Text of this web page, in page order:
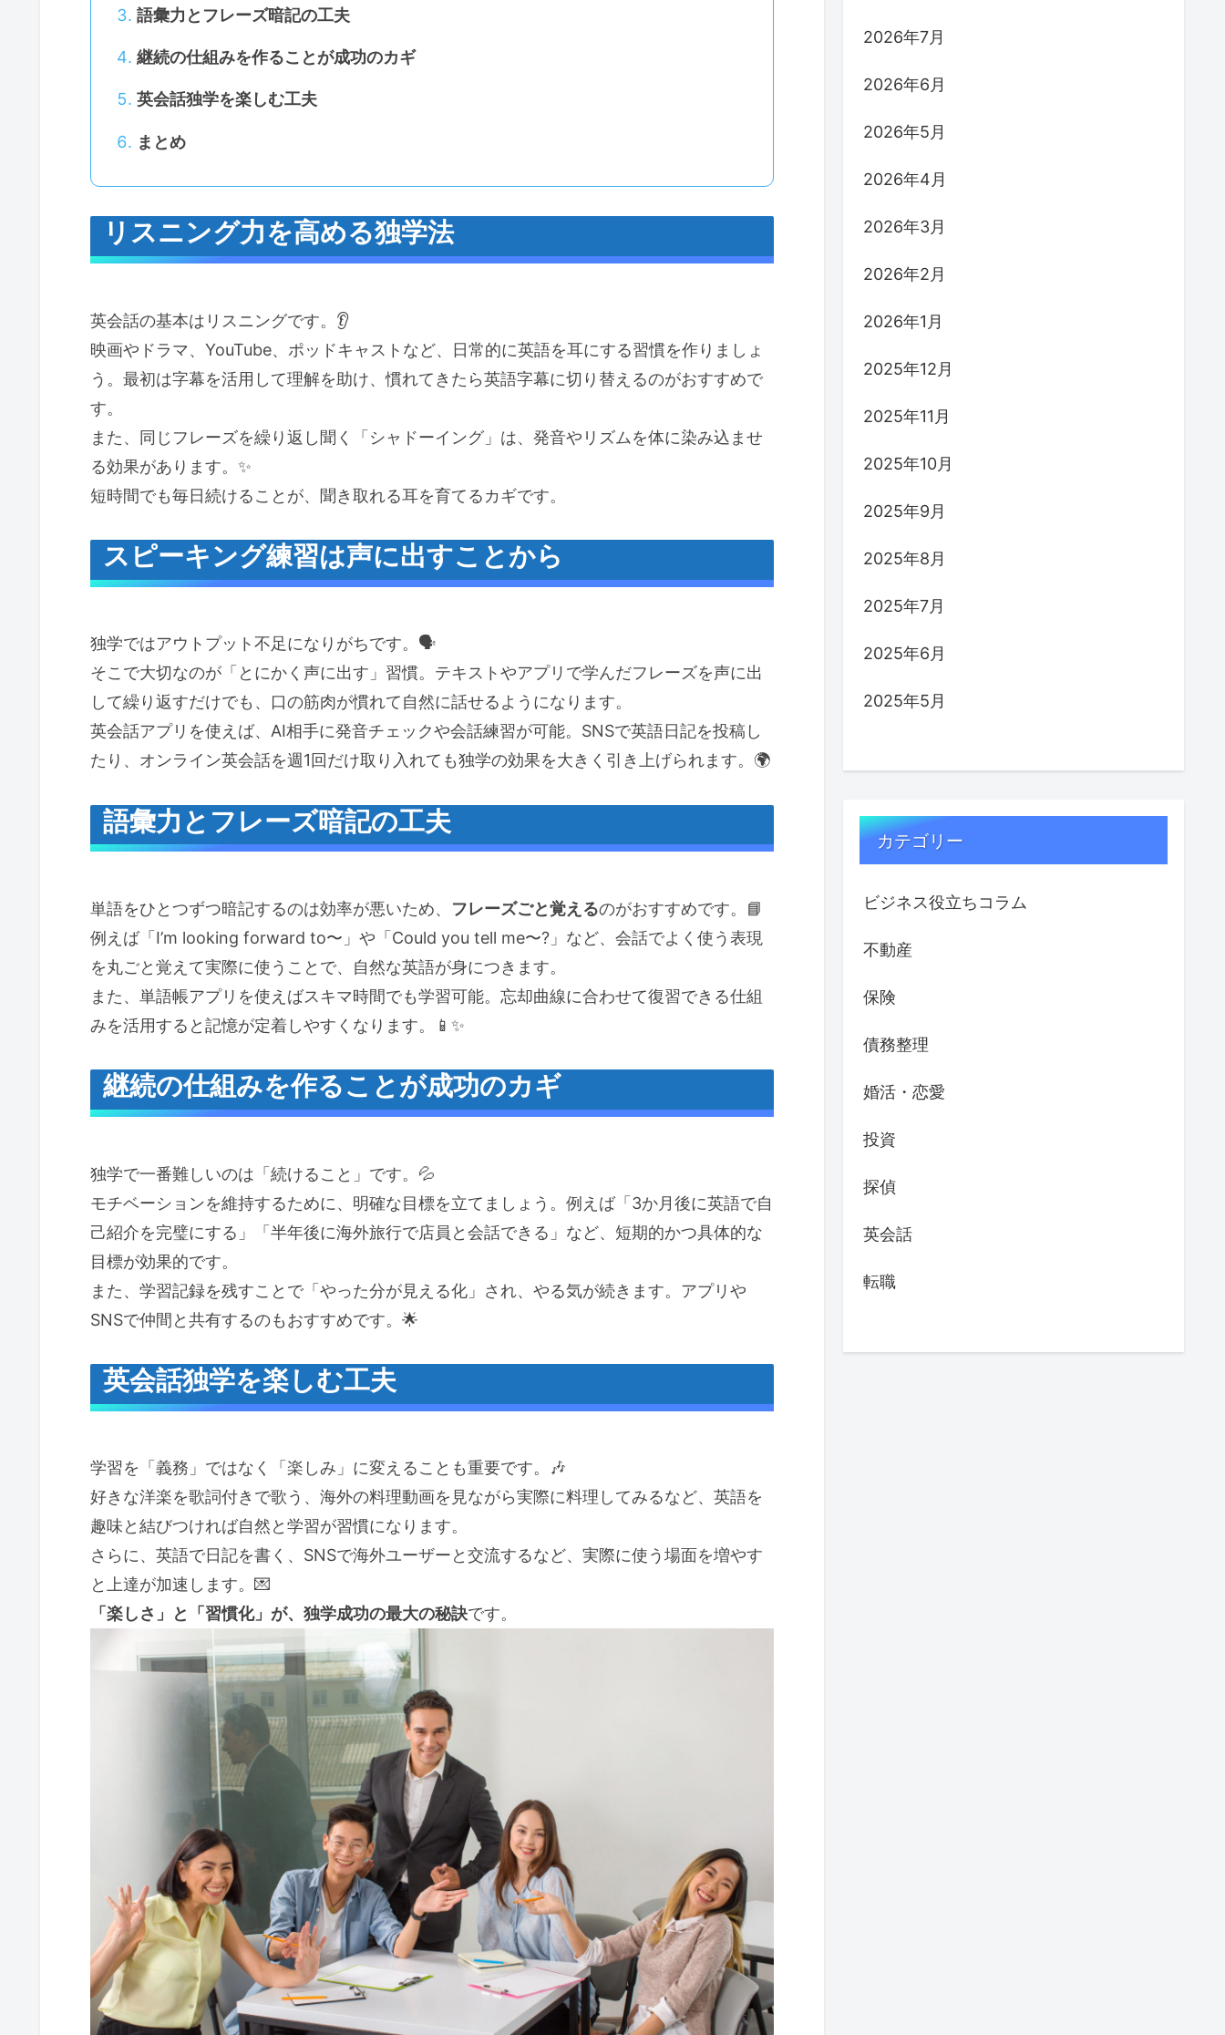
語彙力とフレーズ暗記の工夫
継続の仕組みを作ることが成功のカギ
英会話独学を楽しむ工夫
まとめ
リスニング力を高める独学法
英会話の基本はリスニングです。👂
映画やドラマ、YouTube、ポッドキャストなど、日常的に英語を耳にする習慣を作りましょ
う。最初は字幕を活用して理解を助け、慣れてきたら英語字幕に切り替えるのがおすすめで
す。
また、同じフレーズを繰り返し聞く「シャドーイング」は、発音やリズムを体に染み込ませ
る効果があります。✨
短時間でも毎日続けることが、聞き取れる耳を育てるカギです。
スピーキング練習は声に出すことから
独学ではアウトプット不足になりがちです。🗣️
そこで大切なのが「とにかく声に出す」習慣。テキストやアプリで学んだフレーズを声に出
して繰り返すだけでも、口の筋肉が慣れて自然に話せるようになります。
英会話アプリを使えば、AI相手に発音チェックや会話練習が可能。SNSで英語日記を投稿し
たり、オンライン英会話を週1回だけ取り入れても独学の効果を大きく引き上げられます。🌍
語彙力とフレーズ暗記の工夫
単語をひとつずつ暗記するのは効率が悪いため、 フレーズごと覚えるのがおすすめです。📘
例えば「I’m looking forward to〜」や「Could you tell me〜?」など、会話でよく使う表現
を丸ごと覚えて実際に使うことで、自然な英語が身につきます。
また、単語帳アプリを使えばスキマ時間でも学習可能。忘却曲線に合わせて復習できる仕組
みを活用すると記憶が定着しやすくなります。📱✨
継続の仕組みを作ることが成功のカギ
独学で一番難しいのは「続けること」です。💦
モチベーションを維持するために、明確な目標を立てましょう。例えば「3か月後に英語で自
己紹介を完璧にする」「半年後に海外旅行で店員と会話できる」など、短期的かつ具体的な
目標が効果的です。
また、学習記録を残すことで「やった分が見える化」され、やる気が続きます。アプリや
SNSで仲間と共有するのもおすすめです。🌟
英会話独学を楽しむ工夫
学習を「義務」ではなく「楽しみ」に変えることも重要です。🎶
好きな洋楽を歌詞付きで歌う、海外の料理動画を見ながら実際に料理してみるなど、英語を
趣味と結びつければ自然と学習が習慣になります。
さらに、英語で日記を書く、SNSで海外ユーザーと交流するなど、実際に使う場面を増やす
と上達が加速します。💌
「楽しさ」と「習慣化」が、独学成功の最大の秘訣です。
2026年7月
2026年6月
2026年5月
2026年4月
2026年3月
2026年2月
2026年1月
2025年12月
2025年11月
2025年10月
2025年9月
2025年8月
2025年7月
2025年6月
2025年5月
カテゴリー
ビジネス役立ちコラム
不動産
保険
債務整理
婚活・恋愛
投資
探偵
英会話
転職